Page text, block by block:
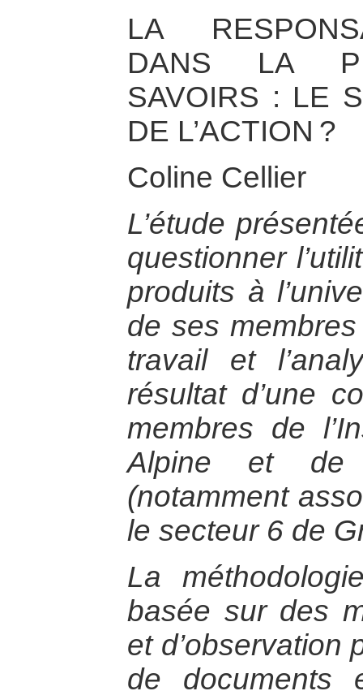
LA
DANS LA
SAVOIRS : LE
DE L’ACTION ?
Coline Cellier
L’étude
questionner
produits à
de ses
travail et
résultat d’une
membres de
Alpine et de
(notamment
le secteur 6 de
La
basée sur des
et d’observation
de documents